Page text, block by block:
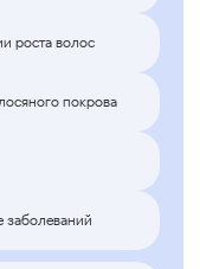
роста волос
покрова
заболеваний